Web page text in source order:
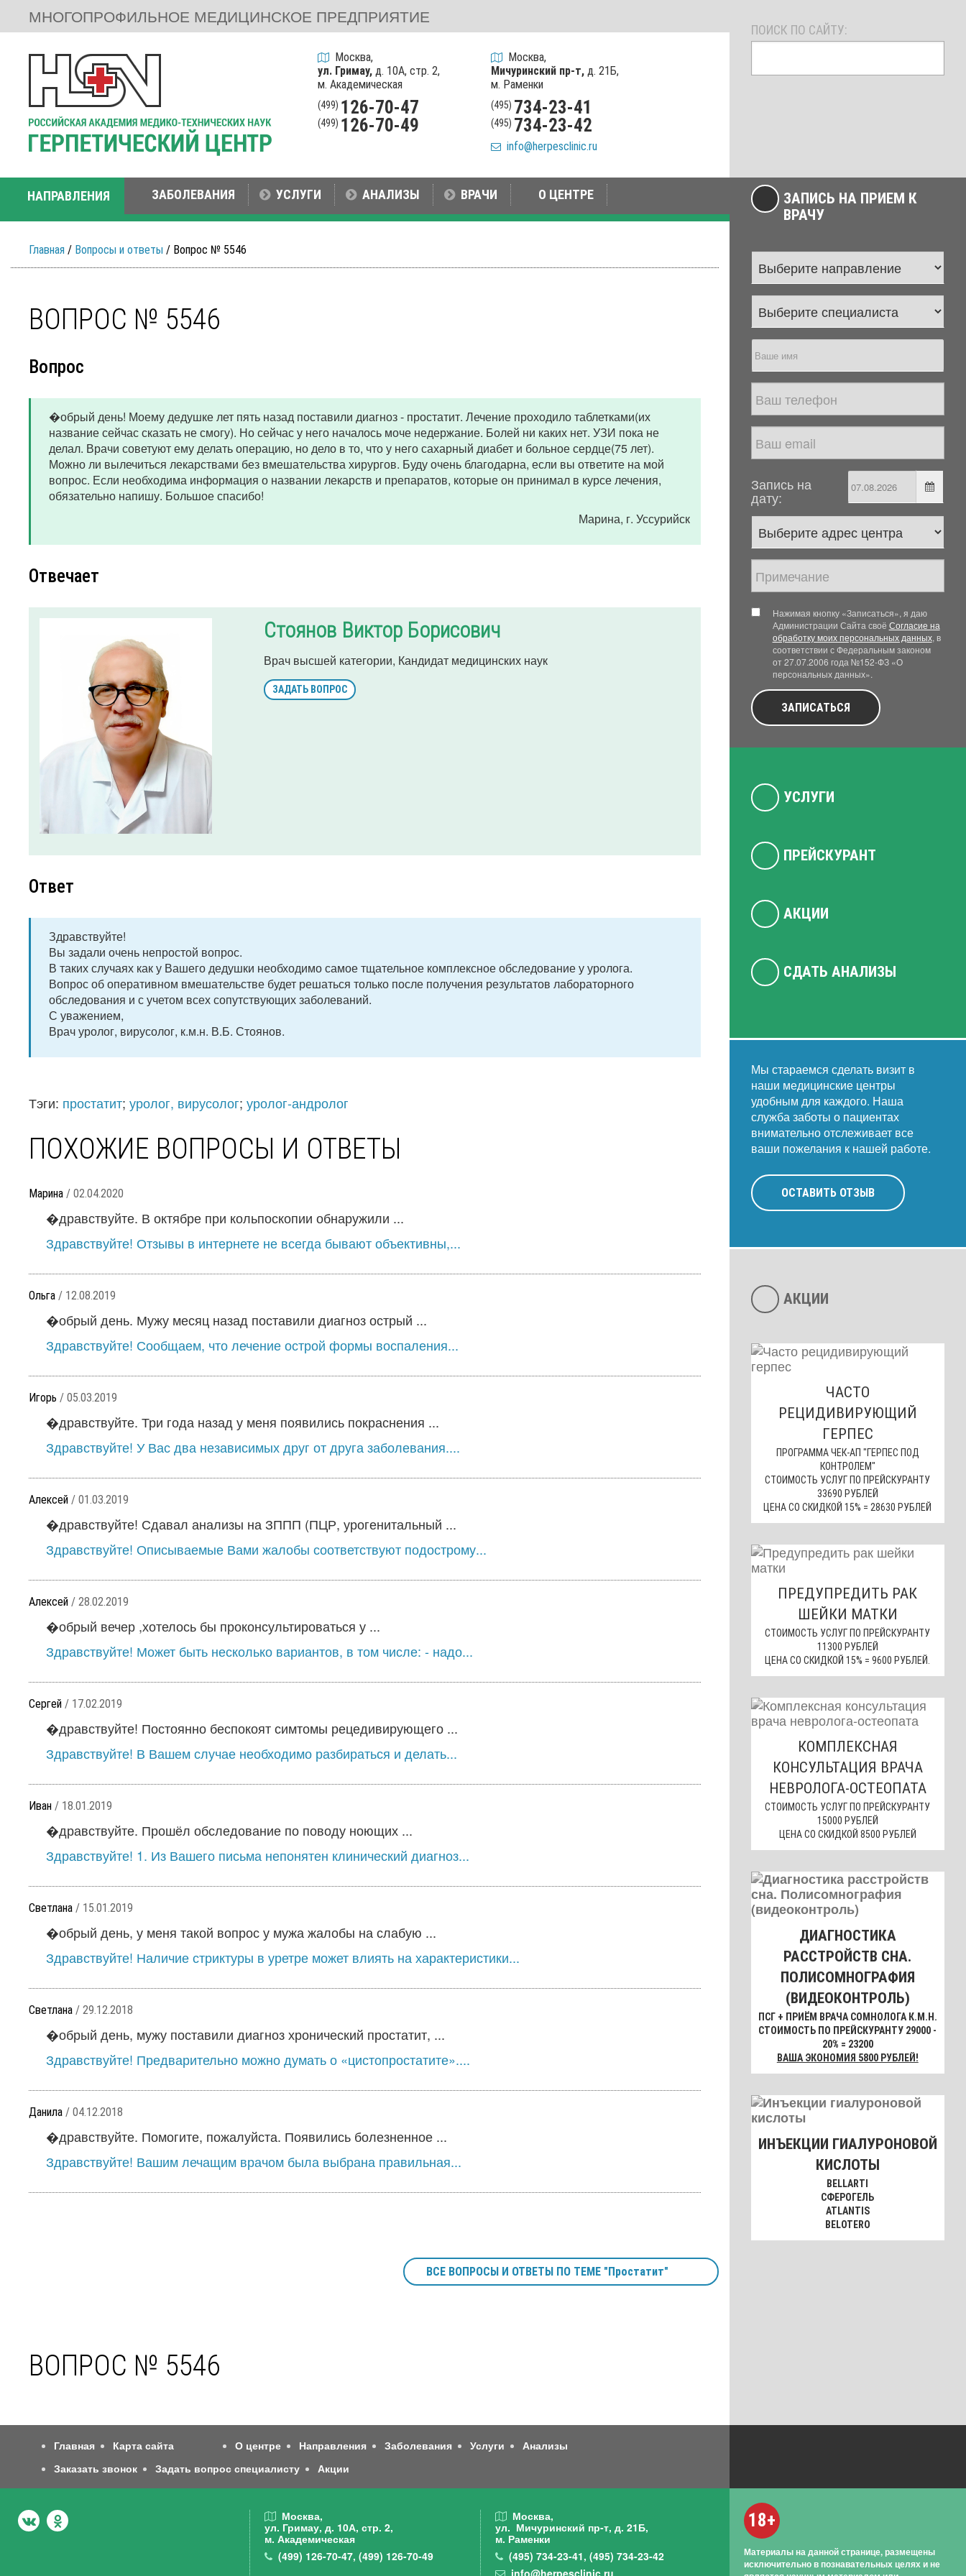
МНОГОПРОФИЛЬНОЕ МЕДИЦИНСКОЕ ПРЕДПРИЯТИЕ
Москва,
ул. Гримау,д. 10А, стр. 2,
м. Академическая
(499) 126-70-47
(499) 126-70-49
Москва,
Мичуринский пр-т, д. 21Б,
м. Раменки
(495) 734-23-41
(495) 734-23-42
info@herpesclinic.ru
ПОИСК ПО САЙТУ:
НАПРАВЛЕНИЯ ЗАБОЛЕВАНИЯ УСЛУГИ АНАЛИЗЫ ВРАЧИ О ЦЕНТРЕ
Главная / Вопросы и ответы / Вопрос № 5546
ВОПРОС № 5546
Вопрос
�обрый день! Моему дедушке лет пять назад поставили диагноз - простатит. Лечение проходило таблетками(их
название сейчас сказать не смогу). Но сейчас у него началось моче недержание. Болей ни каких нет. УЗИ пока не
делал. Врачи советуют ему делать операцию, но дело в то, что у него сахарный диабет и больное сердце(75 лет).
Можно ли вылечиться лекарствами без вмешательства хирургов. Буду очень благодарна, если вы ответите на мой
вопрос. Если необходима информация о названии лекарств и препаратов, которые он принимал в курсе лечения,
обязательно напишу. Большое спасибо!
Марина, г. Уссурийск
Отвечает
Стоянов Виктор Борисович
Врач высшей категории, Кандидат медицинских наук
ЗАДАТЬ ВОПРОС
Ответ
Здравствуйте!
Вы задали очень непростой вопрос.
В таких случаях как у Вашего дедушки необходимо самое тщательное комплексное обследование у уролога.
Вопрос об оперативном вмешательстве будет решаться только после получения результатов лабораторного
обследования и с учетом всех сопутствующих заболеваний.
С уважением,
Врач уролог, вирусолог, к.м.н. В.Б. Стоянов.
Тэги: простатит; уролог, вирусолог; уролог-андролог
ПОХОЖИЕ ВОПРОСЫ И ОТВЕТЫ
Марина / 02.04.2020
�дравствуйте. В октябре при кольпоскопии обнаружили ...
Здравствуйте! Отзывы в интернете не всегда бывают объективны,...
Ольга / 12.08.2019
�обрый день. Мужу месяц назад поставили диагноз острый ...
Здравствуйте! Сообщаем, что лечение острой формы воспаления...
Игорь / 05.03.2019
�дравствуйте. Три года назад у меня появились покраснения ...
Здравствуйте! У Вас два независимых друг от друга заболевания....
Алексей / 01.03.2019
�дравствуйте! Сдавал анализы на ЗППП (ПЦР, урогенитальный ...
Здравствуйте! Описываемые Вами жалобы соответствуют подострому...
Алексей / 28.02.2019
�обрый вечер ,хотелось бы проконсультироваться у ...
Здравствуйте! Может быть несколько вариантов, в том числе: - надо...
Сергей / 17.02.2019
�дравствуйте! Постоянно беспокоят симтомы рецедивирующего ...
Здравствуйте! В Вашем случае необходимо разбираться и делать...
Иван / 18.01.2019
�дравствуйте. Прошёл обследование по поводу ноющих ...
Здравствуйте! 1. Из Вашего письма непонятен клинический диагноз...
Светлана / 15.01.2019
�обрый день, у меня такой вопрос у мужа жалобы на слабую ...
Здравствуйте! Наличие стриктуры в уретре может влиять на характеристики...
Светлана / 29.12.2018
�обрый день, мужу поставили диагноз хронический простатит, ...
Здравствуйте! Предварительно можно думать о «цистопростатите»....
Данила / 04.12.2018
�дравствуйте. Помогите, пожалуйста. Появились болезненное ...
Здравствуйте! Вашим лечащим врачом была выбрана правильная...
ВСЕ ВОПРОСЫ И ОТВЕТЫ ПО ТЕМЕ "Простатит"
ВОПРОС № 5546
ЗАПИСЬ НА ПРИЕМ К
ВРАЧУ
Запись на
дату:
Нажимая кнопку «Записаться», я даю
Администрации Сайта своё Согласие на
обработку моих персональных данных, в
соответствии с Федеральным законом
от 27.07.2006 года №152-ФЗ «О
персональных данных».
ЗАПИСАТЬСЯ
УСЛУГИ
ПРЕЙСКУРАНТ
АКЦИИ
СДАТЬ АНАЛИЗЫ
Мы стараемся сделать визит в
наши медицинские центры
удобным для каждого. Наша
служба заботы о пациентах
внимательно отслеживает все
ваши пожелания к нашей работе.
ОСТАВИТЬ ОТЗЫВ
АКЦИИ
ЧАСТО
РЕЦИДИВИРУЮЩИЙ
ГЕРПЕС
ПРОГРАММА ЧЕК-АП "ГЕРПЕС ПОД
КОНТРОЛЕМ"
СТОИМОСТЬ УСЛУГ ПО ПРЕЙСКУРАНТУ
33690 РУБЛЕЙ
ЦЕНА СО СКИДКОЙ 15% = 28630 РУБЛЕЙ
ПРЕДУПРЕДИТЬ РАК
ШЕЙКИ МАТКИ
СТОИМОСТЬ УСЛУГ ПО ПРЕЙСКУРАНТУ
11300 РУБЛЕЙ
ЦЕНА СО СКИДКОЙ 15% = 9600 РУБЛЕЙ.
КОМПЛЕКСНАЯ
КОНСУЛЬТАЦИЯ ВРАЧА
НЕВРОЛОГА-ОСТЕОПАТА
СТОИМОСТЬ УСЛУГ ПО ПРЕЙСКУРАНТУ
15000 РУБЛЕЙ
ЦЕНА СО СКИДКОЙ 8500 РУБЛЕЙ
ДИАГНОСТИКА
РАССТРОЙСТВ СНА.
ПОЛИСОМНОГРАФИЯ
(ВИДЕОКОНТРОЛЬ)
ПСГ + ПРИЁМ ВРАЧА СОМНОЛОГА К.М.Н.
СТОИМОСТЬ ПО ПРЕЙСКУРАНТУ 29000 -
20% = 23200
ВАША ЭКОНОМИЯ 5800 РУБЛЕЙ!
ИНЪЕКЦИИ ГИАЛУРОНОВОЙ
КИСЛОТЫ
BELLARTI
СФЕРОГЕЛЬ
ATLANTIS
BELOTERO
Главная Карта сайта О центре Направления Заболевания Услуги
Анализы
Заказать звонок
Задать вопрос специалисту Акции
Москва,
ул. Гримау, д. 10А, стр. 2,
м. Академическая
(499) 126-70-47, (499) 126-70-49
Москва,
ул. Мичуринский пр-т, д. 21Б,
м. Раменки
(495)734-23-41,(495)734-23-42
info@herpesclinic.ru
18+
Материалы на данной странице, размещены
исключительно в познавательных целях и не